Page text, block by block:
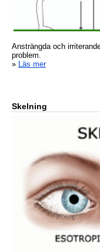
Ansträngda och
problem.
» Läs mer
Skelning